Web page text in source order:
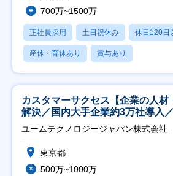
700万~1500万
正社員採用 土日祝休み 休日120日
産休・育休あり 賞与あり
カスタマーサクセス【企業の人材
解決／国内大手企業約3万社導入
ユームテクノロジージャパン株式会社
東京都
500万~1000万